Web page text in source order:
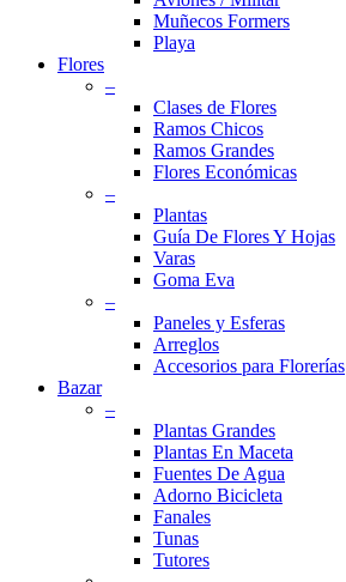
Muñecos Formers
Playa
Flores
–
Clases de Flores
Ramos Chicos
Ramos Grandes
Flores Económicas
–
Plantas
Guía De Flores Y Hojas
Varas
Goma Eva
–
Paneles y Esferas
Arreglos
Accesorios para Florerías
Bazar
–
Plantas Grandes
Plantas En Maceta
Fuentes De Agua
Adorno Bicicleta
Fanales
Tunas
Tutores